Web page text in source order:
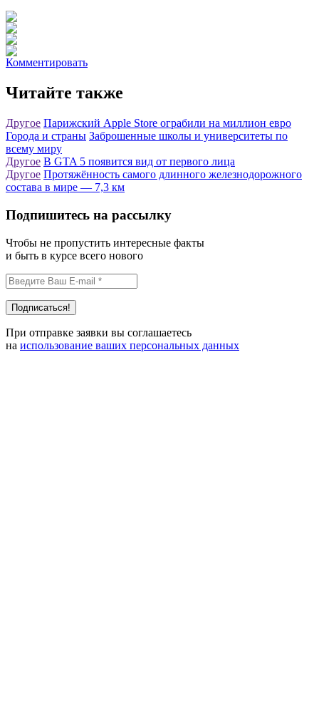
Комментировать
Читайте также
Другое Парижский Apple Store ограбили на миллион евро
Города и страны Заброшенные школы и университеты по
всему миру
Другое В GTA 5 появится вид от первого лица
Другое Протяжённость самого длинного железнодорожного
состава в мире — 7,3 км
Подпишитесь на рассылку
Чтобы не пропустить интересные факты
и быть в курсе всего нового
При отправке заявки вы соглашаетесь
на использование ваших персональных данных